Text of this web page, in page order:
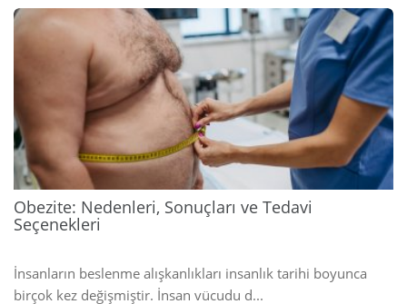
2025
Obezite: Nedenleri, Sonuçları ve Tedavi
Seçenekleri
İnsanların beslenme alışkanlıkları insanlık tarihi boyunca
birçok kez değişmiştir. İnsan vücudu d...